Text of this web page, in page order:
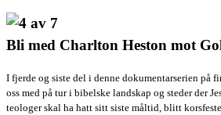
Bli med Charlton Heston mot
I fjerde og siste del i denne dokumentarserien på
oss med på tur i bibelske landskap og steder der
teologer skal ha hatt sitt siste måltid, blitt